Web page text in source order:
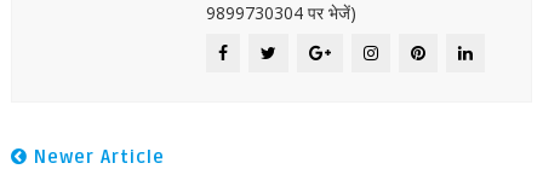
9899730304 पर भेजें)
Newer Article